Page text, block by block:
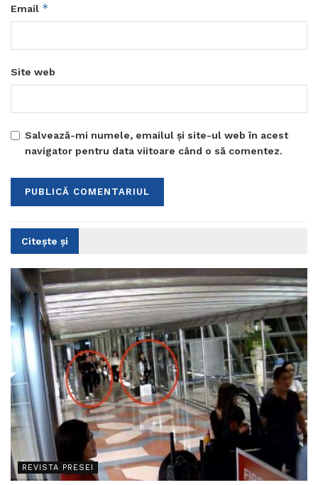
Email *
Site web
Salvează-mi numele, emailul și site-ul web în acest
navigator pentru data viitoare când o să comentez.
Citește și
REVISTA PRESEI